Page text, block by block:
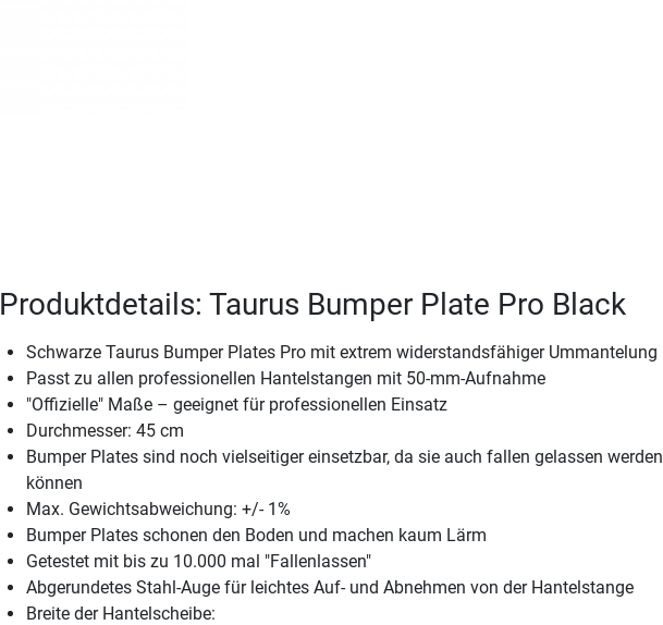
Produktdetails: Taurus Bumper Plate Pro Black
Schwarze Taurus Bumper Plates Pro mit extrem widerstandsfähiger Ummantelung
Passt zu allen professionellen Hantelstangen mit 50-mm-Aufnahme
"Offizielle" Maße – geeignet für professionellen Einsatz
Durchmesser: 45 cm
Bumper Plates sind noch vielseitiger einsetzbar, da sie auch fallen gelassen werden
können
Max. Gewichtsabweichung: +/- 1%
Bumper Plates schonen den Boden und machen kaum Lärm
Getestet mit bis zu 10.000 mal "Fallenlassen"
Abgerundetes Stahl-Auge für leichtes Auf- und Abnehmen von der Hantelstange
Breite der Hantelscheibe: